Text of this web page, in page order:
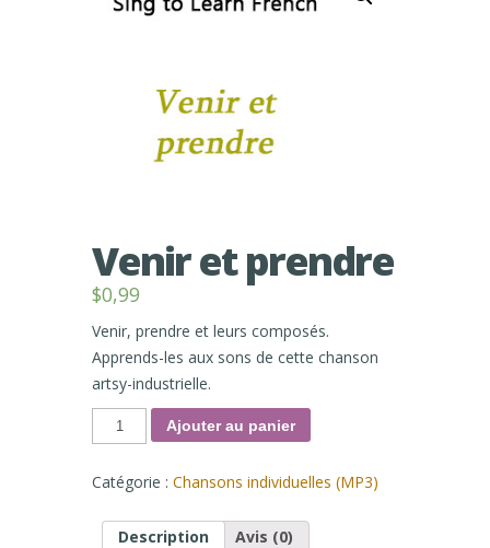
Venir et prendre
$0,99
Venir, prendre et leurs composés.
Apprends-les aux sons de cette chanson
artsy-industrielle.
quantité
Venir
prendre
Ajouter au panier
Catégorie : Chansons individuelles (MP3)
Description Avis (0)